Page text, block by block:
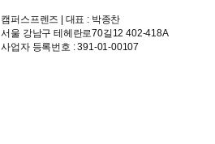
캠퍼스프렌즈 | 대표 : 박종찬
서울 강남구 테헤란로70길12 402-418A
사업자 등록번호 : 391-01-00107